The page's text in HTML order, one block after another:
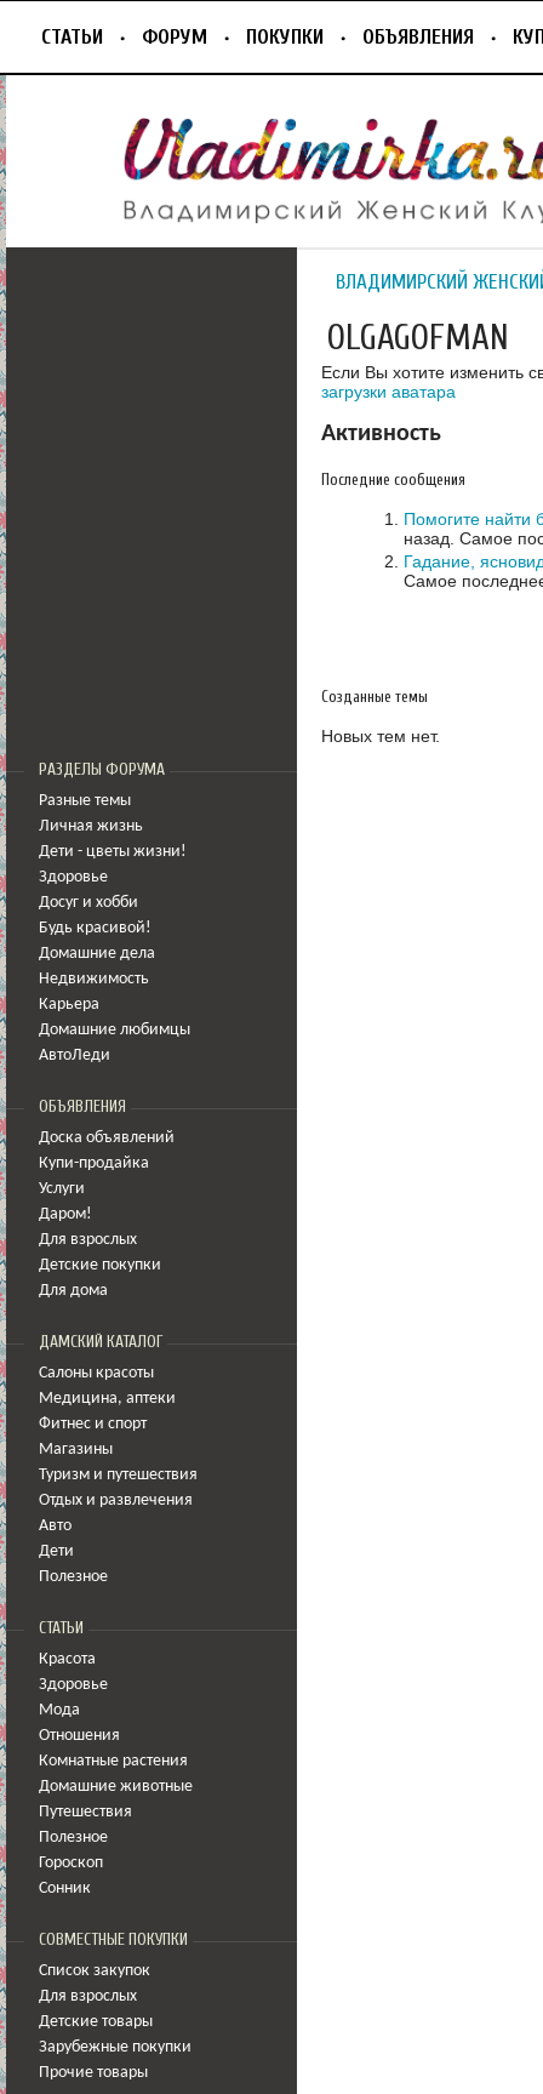
СТАТЬИ ФОРУМ ПОКУПКИ ОБЪЯВЛЕНИЯ
РАЗДЕЛЫ ФОРУМА
Разные темы
Личная жизнь
Дети - цветы жизни!
Здоровье
Досуг и хобби
Будь красивой!
Домашние дела
Недвижимость
Карьера
Домашние любимцы
АвтоЛеди
ОБЪЯВЛЕНИЯ
Доска объявлений
Купи-продайка
Услуги
Даром!
Для взрослых
Детские покупки
Для дома
ДАМСКИЙ КАТАЛОГ
Салоны красоты
Медицина, аптеки
Фитнес и спорт
Магазины
Туризм и путешествия
Отдых и развлечения
Авто
Дети
Полезное
СТАТЬИ
Красота
Здоровье
Мода
Отношения
Комнатные растения
Домашние животные
Путешествия
Полезное
Гороскоп
Сонник
СОВМЕСТНЫЕ ПОКУПКИ
Список закупок
Для взрослых
Детские товары
Зарубежные покупки
Прочие товары
ВЛАДИМИРСКИЙ
OLGAGOFMAN
Если Вы хотите изменить
загрузки аватара
Активность
Последние сообщения
Помогите найти
назад. Самое
Гадание,
Самое
Созданные темы
Новых тем нет.